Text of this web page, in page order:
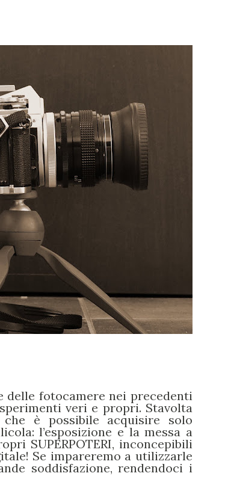
delle fotocamere nei precedenti
veri e propri. Stavolta
è possibile acquisire solo
l’esposizione e la messa a
SUPERPOTERI, inconcepibili
Se impareremo a utilizzarle
soddisfazione, rendendoci i